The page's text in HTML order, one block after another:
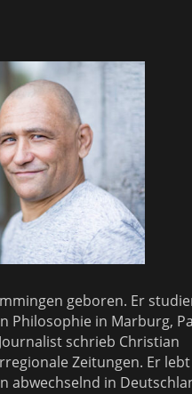
geboren. Er
Philosophie in Marburg,
schrieb Christian
Zeitungen. Er lebt
abwechselnd in